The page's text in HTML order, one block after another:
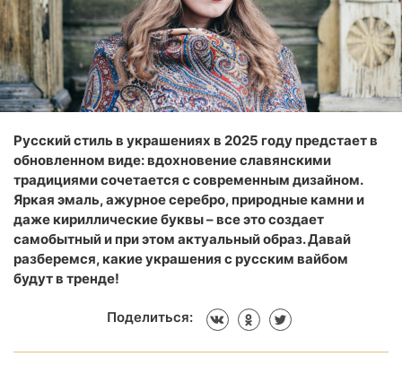
Русский стиль в украшениях в 2025 году предстает в
обновленном виде: вдохновение славянскими
традициями сочетается с современным дизайном.
Яркая эмаль, ажурное серебро, природные камни и
даже кириллические буквы – все это создает
самобытный и при этом актуальный образ. Давай
разберемся, какие украшения с русским вайбом
будут в тренде!
Поделиться: